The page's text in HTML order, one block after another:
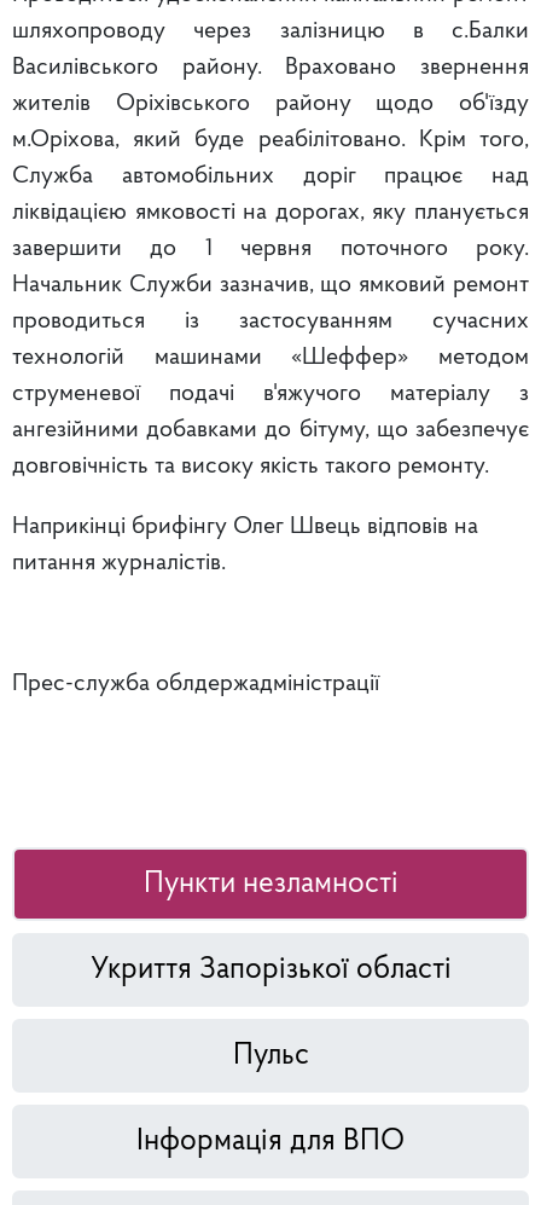
шляхопроводу через залізницю в с.Балки
Василівського району. Враховано звернення
жителів Оріхівського району щодо об'їзду
м.Оріхова, який буде реабілітовано. Крім того,
Служба автомобільних доріг працює над
ліквідацією ямковості на дорогах, яку планується
завершити до 1 червня поточного року.
Начальник Служби зазначив, що ямковий ремонт
проводиться із застосуванням сучасних
технологій машинами «Шеффер» методом
струменевої подачі в'яжучого матеріалу з
ангезійними добавками до бітуму, що забезпечує
довговічність та високу якість такого ремонту.
Наприкінці брифінгу Олег Швець відповів на
питання журналістів.
Прес-служба облдержадміністрації
Пункти незламності
Укриття Запорізької області
Пульс
Інформація для ВПО